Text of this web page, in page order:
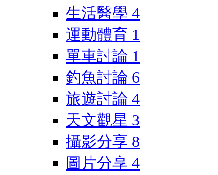
生活醫學 4
運動體育 1
單車討論 1
釣魚討論 6
旅遊討論 4
天文觀星 3
攝影分享 8
圖片分享 4